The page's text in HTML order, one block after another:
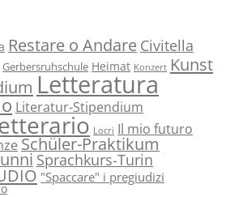
Restare o Andare Civitella
Gerbersruhschule Heimat Konzert Kunst
Letteratura
Literatur-Stipendium
Locri Il mio futuro
Schüler-Praktikum
Sprachkurs-Turin
"Spaccare" i pregiudizi